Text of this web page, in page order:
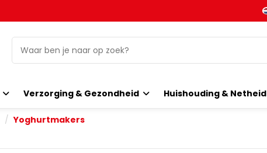
Verzorging & Gezondheid Huishouding & Netheid
Yoghurtmakers